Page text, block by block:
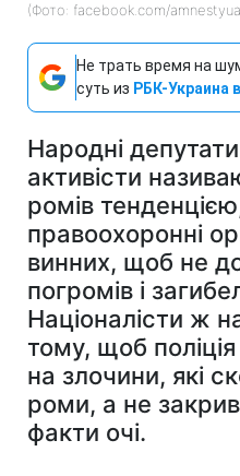
(Фото: facebook.com/
Не трать время на
суть из РБК-Украина
Народні
активісти
ромів
правоохоронні
винних, щоб не
погромів і
Націоналісти ж
тому, щоб
на злочини, які
роми, а не
факти очі.